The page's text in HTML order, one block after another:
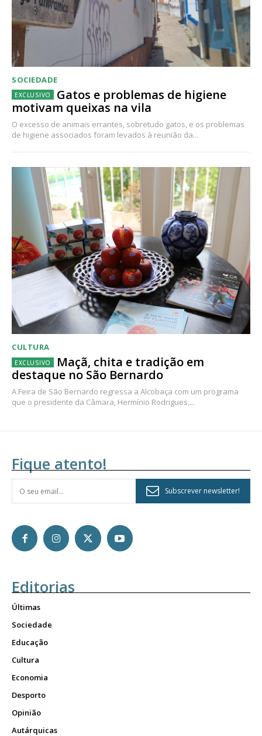
SOCIEDADE
Gatos e problemas de higiene
motivam queixas na vila
O excesso de animais errantes, sobretudo gatos, e os problemas
de higiene associados foram levados à reunião da...
CULTURA
Maçã, chita e tradição em
destaque no São Bernardo
A Feira de São Bernardo regressa a Alcobaça com um programa
que o presidente da Câmara, Hermínio Rodrigues,...
Fique atento!
Subscrever newsletter!
Editorias
Últimas
Sociedade
Educação
Cultura
Economia
Desporto
Opinião
Autárquicas